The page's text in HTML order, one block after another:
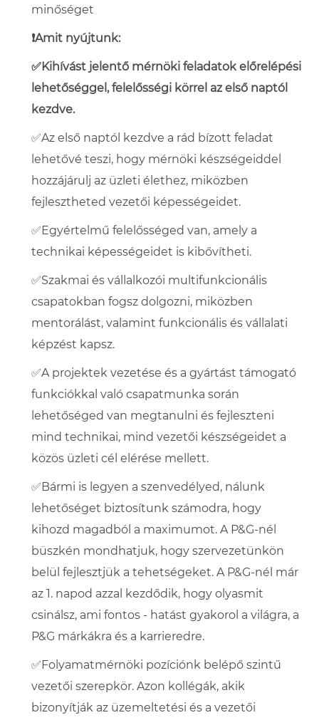
minőséget
❗Amit nyújtunk:
✅Kihívást jelentő mérnöki feladatok előrelépési
lehetőséggel, felelősségi körrel az első naptól
kezdve.
✅Az első naptól kezdve a rád bízott feladat
lehetővé teszi, hogy mérnöki készségeiddel
hozzájárulj az üzleti élethez, miközben
fejlesztheted vezetői képességeidet.
✅Egyértelmű felelősséged van, amely a
technikai képességeidet is kibővítheti.
✅Szakmai és vállalkozói multifunkcionális
csapatokban fogsz dolgozni, miközben
mentorálást, valamint funkcionális és vállalati
képzést kapsz.
✅A projektek vezetése és a gyártást támogató
funkciókkal való csapatmunka során
lehetőséged van megtanulni és fejleszteni
mind technikai, mind vezetői készségeidet a
közös üzleti cél elérése mellett.
✅Bármi is legyen a szenvedélyed, nálunk
lehetőséget biztosítunk számodra, hogy
kihozd magadból a maximumot. A P&G-nél
büszkén mondhatjuk, hogy szervezetünkön
belül fejlesztjük a tehetségeket. A P&G-nél már
az 1. napod azzal kezdődik, hogy olyasmit
csinálsz, ami fontos - hatást gyakorol a világra, a
P&G márkákra és a karrieredre.
✅Folyamatmérnöki pozíciónk belépő szintű
vezetői szerepkör. Azon kollégák, akik
bizonyítják az üzemeltetési és a vezetői